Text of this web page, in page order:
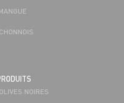
NOIRES